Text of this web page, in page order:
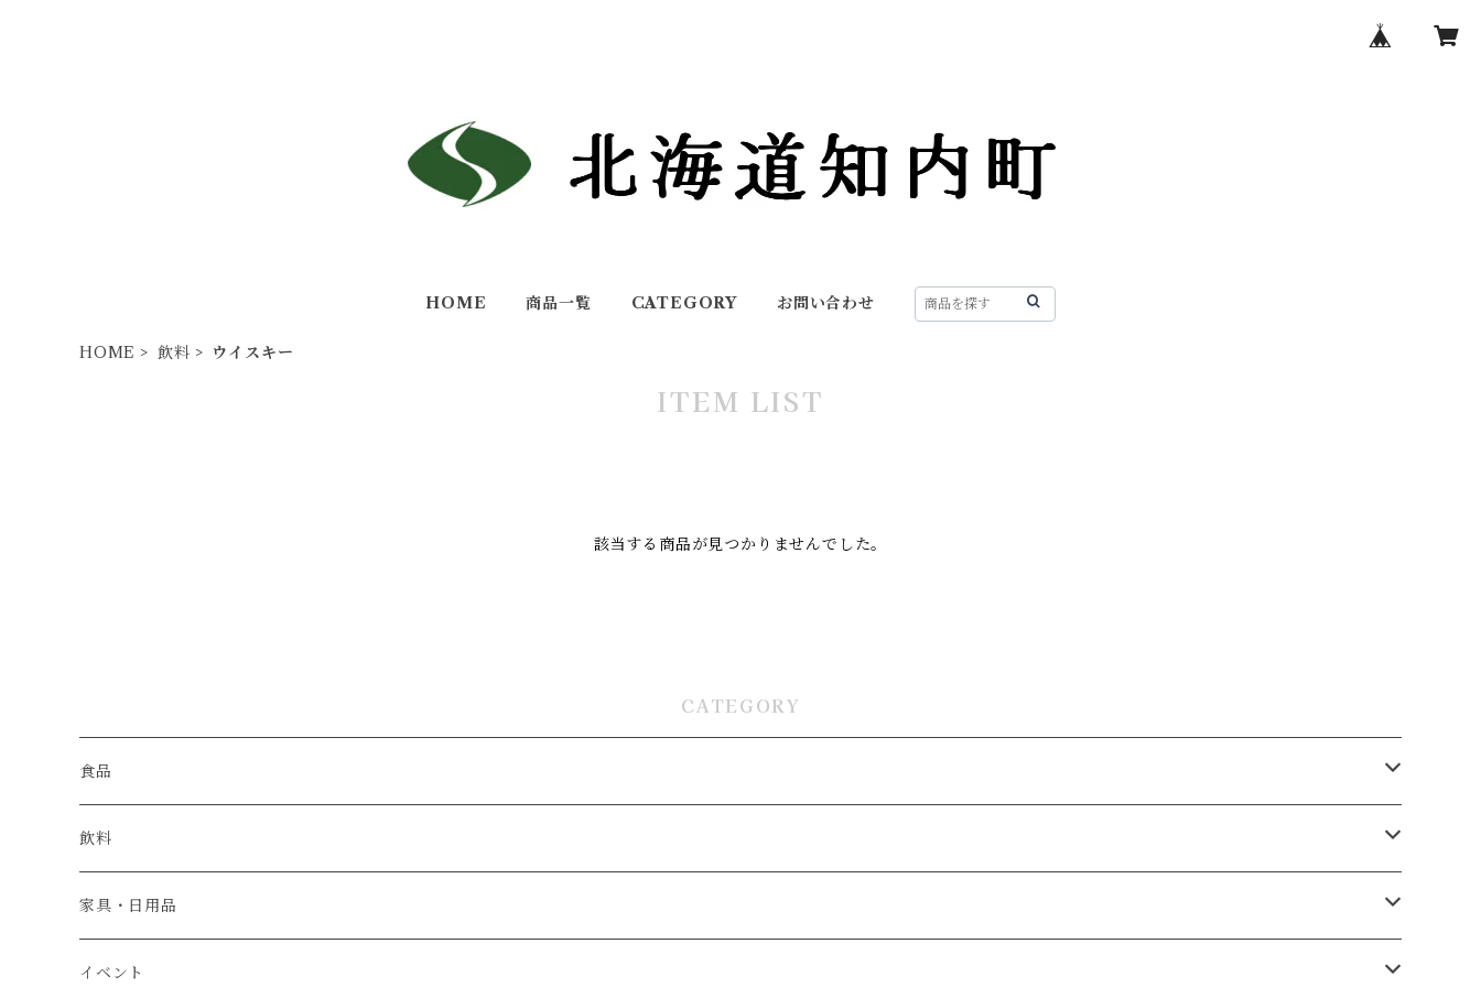
HOME 商品一覧 CATEGORY お問い合わせ
HOME 飲料 ウイスキー
ITEM LIST
該当する商品が見つかりませんでした。
CATEGORY
食品
肉
米・パン
魚介類
飲料
日本酒
ウイスキー
家具・日用品
ベビーチェア
イベント